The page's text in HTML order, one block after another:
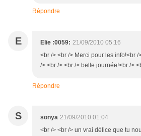
Répondre
E Elie :0059: 21/09/2010 05:16
<br /> <br /> Merci pour les info!<br /
/> <br /> <br /> belle journée!<br />
Répondre
S sonya 21/09/2010 01:04
<br /> <br /> un vrai délice que tu